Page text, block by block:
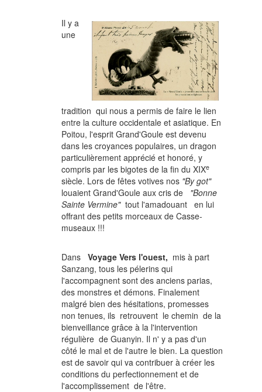
Il y a
une
tradition qui nous a permis de faire le lien
entre la culture occidentale et asiatique. En
Poitou, l'esprit Grand'Goule est devenu
dans les croyances populaires, un dragon
particulièrement apprécié et honoré, y
compris par les bigotes de la fin du XIXe
siècle. Lors de fêtes votives nos "By got"
louaient Grand'Goule aux cris de "Bonne
Sainte Vermine"tout l'amadouant en lui
offrant des petits morceaux de Casse-
museaux !!!
Dans Voyage Vers l'ouest, mis à part
Sanzang, tous les pélerins qui
l'accompagnent sont des anciens parias,
des monstres et démons. Finalement
malgré bien des hésitations, promesses
non tenues, ils retrouvent le chemin de la
bienveillance grâce à la l'intervention
régulière de Guanyin. Il n' y a pas d'un
côté le mal et de l'autre le bien. La question
est de savoir qui va contribuer à créer les
conditions du perfectionnement et de
l'accomplissement de l'être.